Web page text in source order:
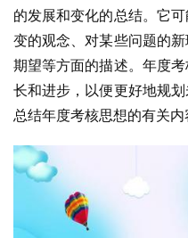
的发展和变化的总结。它
变的观念、对某些问题的
期望等方面的描述。年度
长和进步，以便更好地规
总结年度考核思想的有关内